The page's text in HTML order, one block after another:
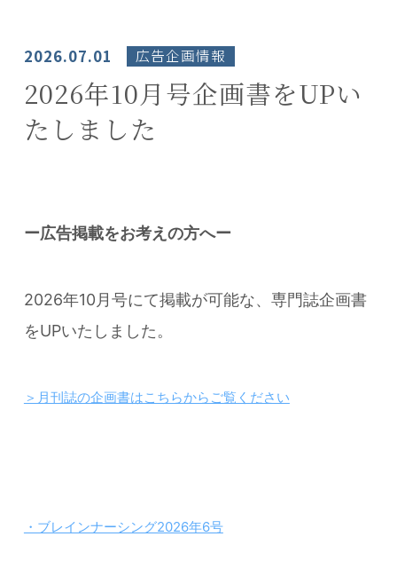
2026.07.01 広告企画情報
2026年10月号企画書をUPい
たしました
ー広告掲載をお考えの方へー
2026年10月号にて掲載が可能な、専門誌企画書
をUPいたしました。
＞月刊誌の企画書はこちらからご覧ください
・ブレインナーシング2026年6号